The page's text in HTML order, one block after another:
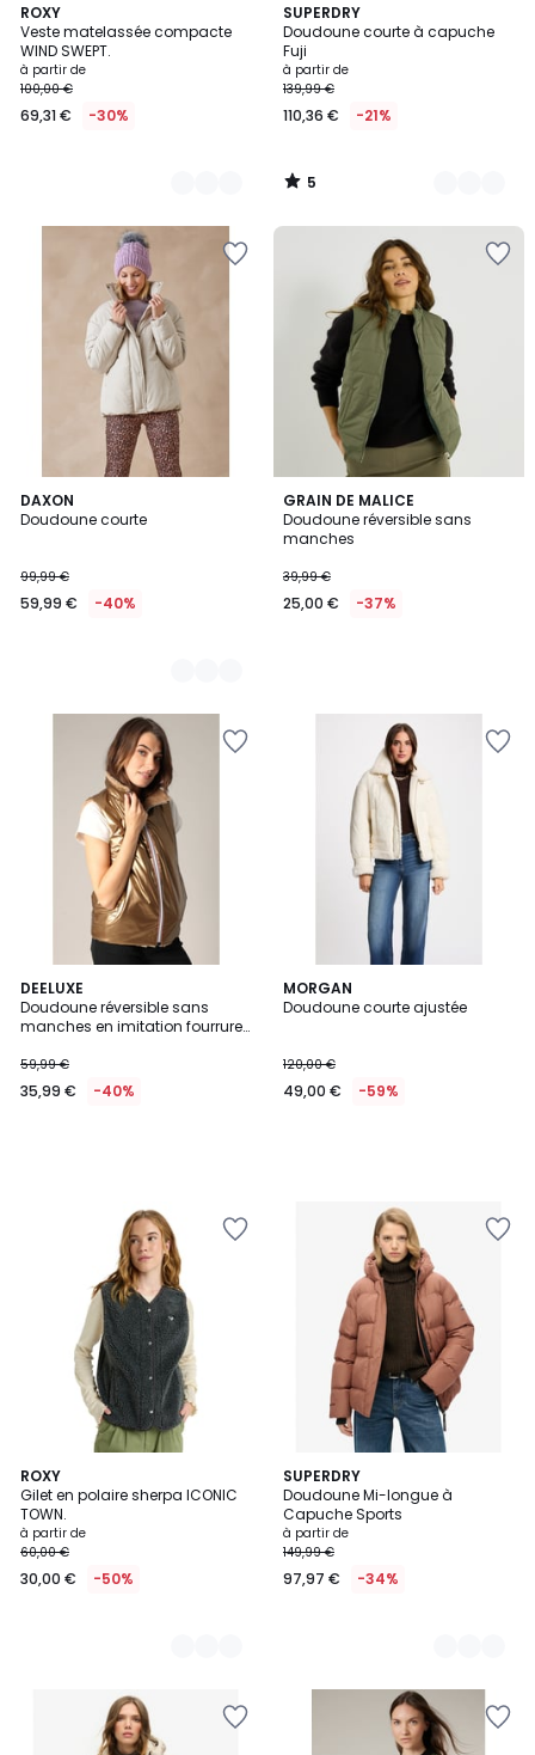
ROXY
Veste matelassée compacte
WIND SWEPT.
à partir de
100,00 €
69,31 € -30%
2
Couleurs
SUPERDRY
Doudoune courte à capuche
Fuji
à partir de
139,99 €
110,36 € -21%
5
/
5
3
Couleurs
5
/
DAXON
Doudoune courte
99,99 €
59,99 € -40%
2
Couleurs
GRAIN DE MALICE
Doudoune réversible sans
manches
39,99 €
25,00 € -37%
DEELUXE
Doudoune réversible sans
manches en imitation fourrure
59,99 €
35,99 € -40%
MORGAN
Doudoune courte ajustée
120,00 €
49,00 € -59%
ROXY
Gilet en polaire sherpa ICONIC
TOWN.
à partir de
60,00 €
30,00 € -50%
3
Couleurs
SUPERDRY
Doudoune Mi-longue à
Capuche Sports
à partir de
149,99 €
97,97 € -34%
3
Couleurs